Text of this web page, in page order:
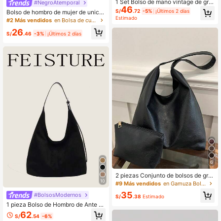
#NegroAtemporal
Bolso de hombro de mujer de unicol
or de piel de PU de gran capacidad
#2 Más vendidos en Bolsa de cubo Bolsos De Hombro De Mujer
S/26.46 -3% ¡Últimos 2 días
10
#BolsosModernos
1 pieza Bolso de Hombro de Ante d
e Gran Capacidad para Mujeres, Ad
ecuado para Chicas, Damas, Estudi
S/62.54 -6%
1 Set Bolso de mano vintage de gra
n capacidad para mujer, para otoño/
invierno, bolso de hombro de alta g
ior
S/46.72 -5% ¡Últimos 2 días
Estimado
6
2 piezas Conjunto de bolsos de gra
n capacidad estilo retro para mujere
ante bolso de hombro y bolso tipo c
#9 Más vendidos en Gamuza Bolsos De Hombro De Mujer
S/35.38 Estimado